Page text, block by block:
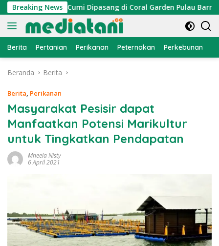
Langsung
ke
konten
Breaking News
Atraktor Cumi Dipasang di Coral Garden Pulau Barrang Caddi
Berita Pertanian Perikanan Peternakan Perkebunan
Beranda Berita
Berita, Perikanan
Masyarakat Pesisir dapat
Manfaatkan Potensi Marikultur
untuk Tingkatkan Pendapatan
Mheela Nisty
6 April 2021